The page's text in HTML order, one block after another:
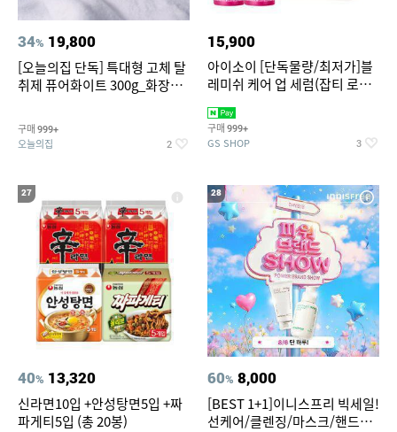
34% 19,800
[오늘의집 단독] 특대형 고체 탈
취제 퓨어화이트 300g_화장실
구매 999+
오늘의집 2
15,900
아이소이 [단독물량/최저가]블
레미쉬 케어 업 세럼(잡티 로즈
2027-04-24)
구매 999+
GS SHOP 3
27
40% 13,320
신라면10입 +안성탕면5입 +짜
파게티5입 (총 20봉)
28
60% 8,000
[BEST 1+1]이니스프리 빅세일!
선케어/클렌징/마스크/핸드크